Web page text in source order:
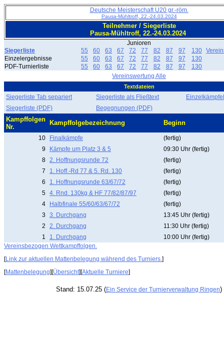
Deutsche Meisterschaft U20 gr.-röm.
Pausa-Mühltroff, 22.-24.03.2024
Teilnehmer / Siegerliste
Pausa-Mühltroff, 22.-24.03.2024
Junioren
Siegerliste
55 60 63 67 72 77 82 87 97 130
Einzelergebnisse
55 60 63 67 72 77 82 87 97
130
PDF-Turnierliste
55 60 63 67 72 77 82 87 97
130
Vereinswertung Alle
Textdateien
Siegerliste Tab separiert Siegerliste als Fließtext
Siegerliste (PDF)
Begegnungen (PDF)
Kampffolgen
Nr.
Kampffolgebezeichnung Beginn
10 Finalkämpfe
(fertig)
9
Kämpfe um Platz 3 & 5
09:30 Uhr (fertig)
8 2. Hoffnungsrunde 72
(fertig)
7
1. Hoff.-Rd 77 & 5. Rd. 130
(fertig)
6
1. Hoffnungsrunde 63/67/72
(fertig)
5 4. Rnd. 130kg & HF 77/82/87/97
(fertig)
4
Halbfinale 55/60/63/67/72
(fertig)
3
3. Durchgang
13:45 Uhr (fertig)
2
2. Durchgang
11:30 Uhr (fertig)
1
1. Durchgang
10:00 Uhr (fertig)
Vereinsbezogen Wettkampffolgen.
[Link zur aktuellen Mattenbelegung während des Turniers.]
[Mattenbelegung][Übersicht][Aktuelle Turniere]
Stand: 15.07.25 (Ein Service der Turnierverwaltung Ringen)